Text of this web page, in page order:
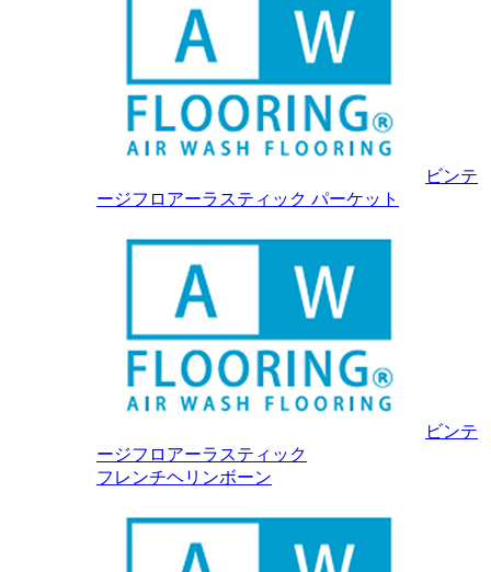
ビンテ
ージフロアーラスティック パーケット
ビンテ
ージフロアーラスティック
フレンチヘリンボーン